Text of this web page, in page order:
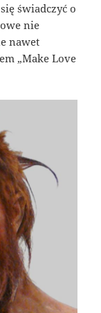
świadczyć o
nie
nawet
„Make Love